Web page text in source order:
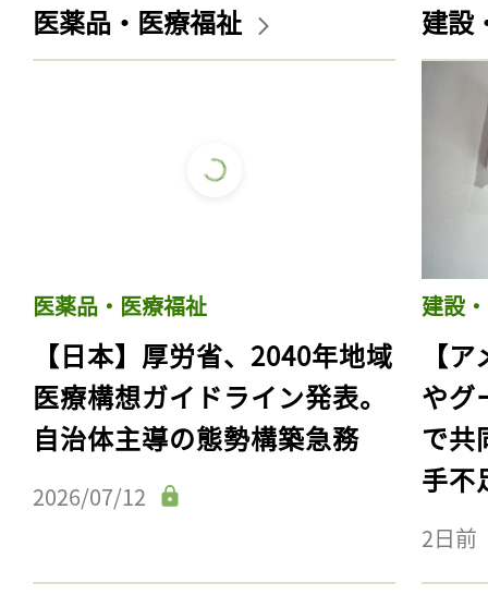
医薬品・医療福祉
医薬品・医療福祉
【日本】厚労省、2040年地域
医療構想ガイドライン発表。
自治体主導の態勢構築急務
2026/07/12
建設
建設
【
やグ
で共
手不
2日前